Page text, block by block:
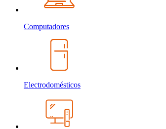
Computadores
Electrodomésticos